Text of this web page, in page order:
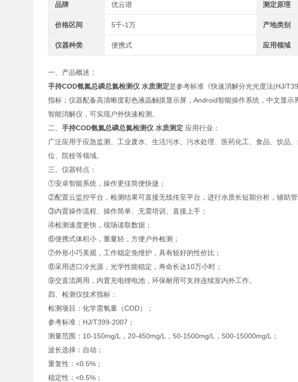
品牌 优云谱 测定原理
价格区间 5千-1万 产地类别
仪器种类 便携式 应用领域
一、产品概述：
手持COD氨氮总磷总氮检测仪 水质测定是参考标准《快速消解分光光度法(HJ/
指标；仪器配备高清晰度彩色液晶触摸显示屏，Android智能操作系统，中文显
智能消解仪，可实现户外快速检测。
二、手持COD氨氮总磷总氮检测仪 水质测定 应用行业：
广泛应用于应急监测、工业废水、生活污水、污水处理、医药化工、食品、饮品
位、院校等领域。
三、仪器特点：
①安卓智能系统，操作更佳简便快捷；
②配置云监控平台，检测结果可直接无线传至平台，进行水质长短期分析，辅助管
③内置操作流程、操作简单、无需培训、直接上手；
④检测速度更快，现场读取数据；
⑥便携式体积小，重量轻，方便户外检测；
⑦外形小巧美观，工作稳定免维护，具有较好的性价比；
⑧采用进口冷光源，光学性能稳定，寿命长达10万小时；
⑨交直流两用，内置充电锂电池，环保耐用可支持连续室内外工作。
四、检测仪技术指标：
检测项目：化学需氧量（COD）；
参考标准：HJ/T399-2007；
测量范围：10-150mg/L，20-450mg/L，50-1500mg/L，500-15000mg/L；
波长选择：自动；
重复性：<0.5%；
稳定性：<0.5%；